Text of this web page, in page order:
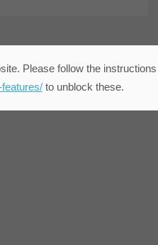
Please follow the
to unblock these.